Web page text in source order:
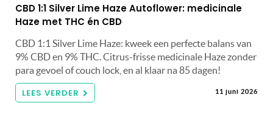
CBD 1:1 Silver Lime Haze Autoflower: medicinale
Haze met THC én CBD
CBD 1:1 Silver Lime Haze: kweek een perfecte balans van
9% CBD en 9% THC. Citrus-frisse medicinale Haze zonder
para gevoel of couch lock, en al klaar na 85 dagen!
LEES VERDER 11 juni 2026